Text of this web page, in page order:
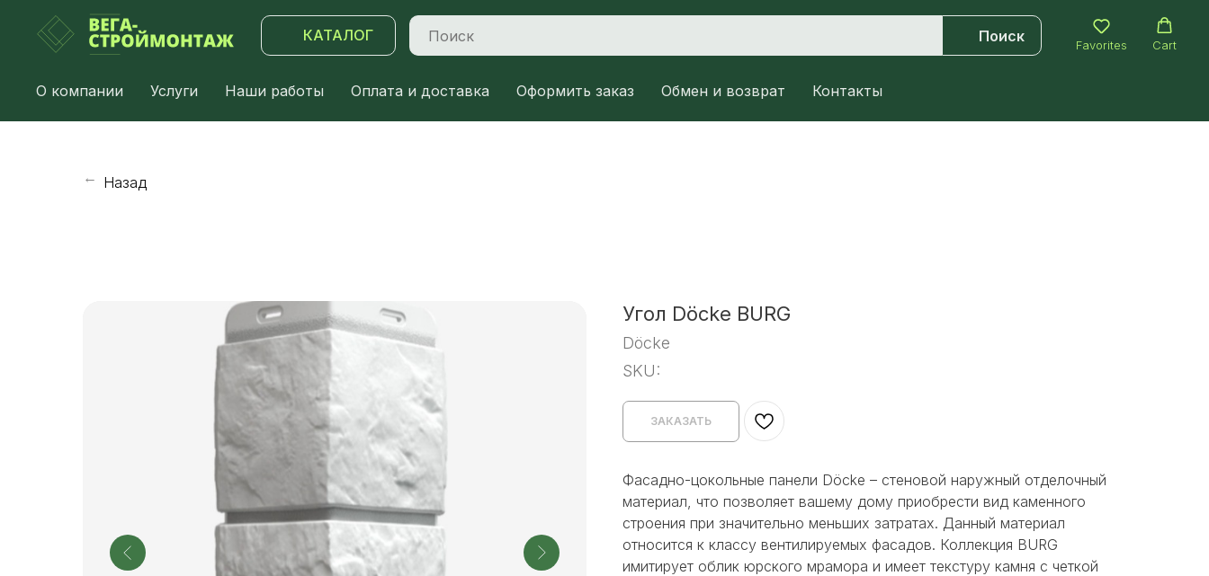
КАТАЛОГ Поиск
Favorites Cart
О компании Услуги Наши работы Оплата и доставка Оформить заказ Обмен и возврат Контакты
→ Назад
Угол Döcke BURG
Döcke
SKU:
ЗАКАЗАТЬ
Фасадно-цокольные панели Döcke – стеновой наружный отделочный
материал, что позволяет вашему дому приобрести вид каменного
строения при значительно меньших затратах. Данный материал
относится к классу вентилируемых фасадов. Коллекция BURG
имитирует облик юрского мрамора и имеет текстуру камня с четкой